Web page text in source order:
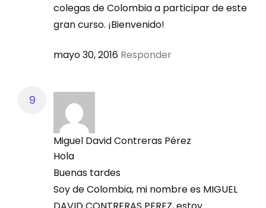
colegas de Colombia a participar de este
gran curso. ¡Bienvenido!
mayo 30, 2016 Responder
Miguel David Contreras Pérez
Hola
Buenas tardes
Soy de Colombia, mi nombre es MIGUEL